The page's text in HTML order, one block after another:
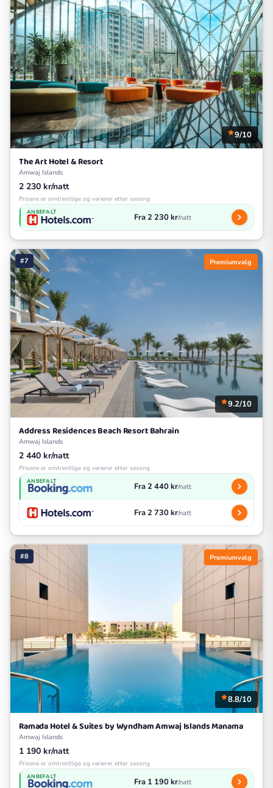
9/10
The Art Hotel & Resort
Amwaj Islands
2 230 kr/natt
Prisene er omtrentlige og varierer etter sesong
ANBEFALT Fra 2 230 kr/natt
#7 Premiumvalg
9.2/10
Address Residences Beach Resort Bahrain
Amwaj Islands
2 440 kr/natt
Prisene er omtrentlige og varierer etter sesong
ANBEFALT Fra 2 440 kr/natt
Fra 2 730 kr/natt
#8 Premiumvalg
8.8/10
Ramada Hotel & Suites by Wyndham Amwaj Islands Manama
Amwaj Islands
1 190 kr/natt
Prisene er omtrentlige og varierer etter sesong
ANBEFALT Fra 1 190 kr/natt